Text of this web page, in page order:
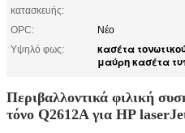
κατασκευής:
OPC:
Νέο
Υψηλό φως:
κασέτα
μαύρη κασέτα
Περιβαλλοντικά φιλική
τόνο Q2612A για HP